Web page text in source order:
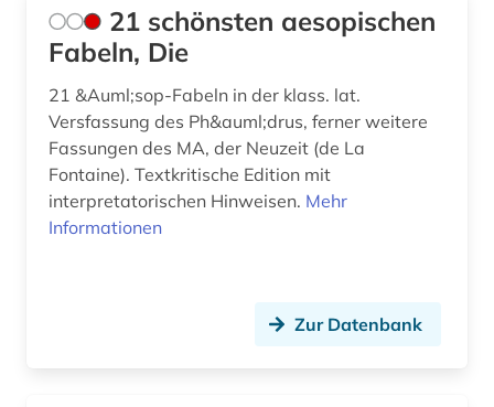
digitalisat (1)
digitalisate (1)
digitalisierung (1)
discovery service (1)
dissertation (2)
drama (4)
e-learning (1)
21 schönsten aesopischen
Fabeln, Die
21 &Auml;sop-Fabeln in der klass. lat.
Versfassung des Ph&auml;drus, ferner weitere
Fassungen des MA, der Neuzeit (de La
Fontaine). Textkritische Edition mit
interpretatorischen Hinweisen. Mehr
Informationen
Zur Datenbank